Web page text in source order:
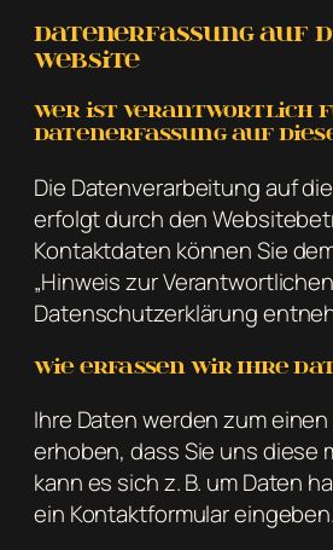
Datenerfassung auf
Website
Wer ist verantwortlich
Datenerfassung auf
Die Datenverarbeitung auf
erfolgt durch den
Kontaktdaten können Sie
„Hinweis zur
Datenschutzerklärung
Wie erfassen wir Ihre
Ihre Daten werden zum
erhoben, dass Sie uns diese
kann es sich z. B. um Daten
ein Kontaktformular eingeben.